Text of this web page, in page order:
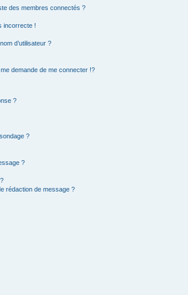
des membres connectés ?
incorrecte !
d’utilisateur ?
demande de me connecter !?
?
?
?
rédaction de message ?